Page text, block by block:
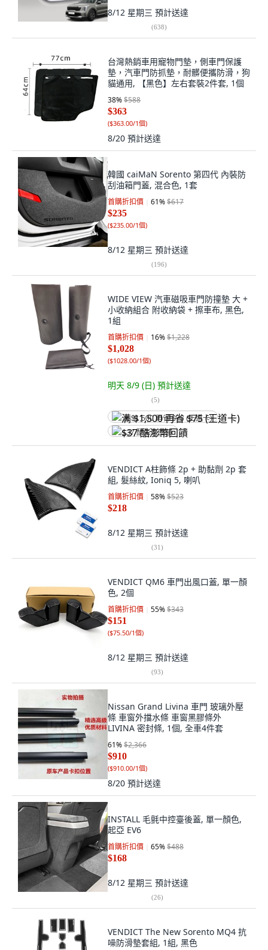
8/12 星期三 預計送達
(638)
台灣熱銷車用寵物門墊，側車門保護
墊，汽車門防抓墊，耐髒便攜防滑，狗
貓通用, 【黑色】左右套裝2件套, 1個
38%$588
$363
($363.00/1個)
8/20 預計送達
韓國 caiMaN Sorento 第四代 內裝防
刮油箱門蓋, 混合色, 1套
首購折扣價 61%$617
$235
($235.00/1個)
8/12 星期三 預計送達
(196)
WIDE VIEW 汽車磁吸車門防撞墊 大 +
小收納組合 附收納袋 + 擦車布, 黑色,
1組
首購折扣價 16%$1,228
$1,028
($1028.00/1個)
明天 8/9 (日) 預計送達
(5)
满 $1,500 再省 $75 (王道卡)
$37 酷澎幣回饋
VENDICT A柱飾條 2p + 助黏劑 2p 套
組, 髮絲紋, Ioniq 5, 喇叭
首購折扣價 58%$523
$218
8/12 星期三 預計送達
(31)
VENDICT QM6 車門出風口蓋, 單一顏
色, 2個
首購折扣價 55%$343
$151
($75.50/1個)
8/12 星期三 預計送達
(93)
Nissan Grand Livina 車門 玻璃外壓
條 車窗外擋水條 車窗黑膠條外
LIVINA 密封條, 1個, 全車4件套
61%$2,366
$910
($910.00/1個)
8/20 預計送達
INSTALL 毛氈中控臺後蓋, 單一顏色,
起亞 EV6
首購折扣價 65%$488
$168
8/12 星期三 預計送達
(26)
VENDICT The New Sorento MQ4 抗
噪防滑墊套組, 1組, 黑色